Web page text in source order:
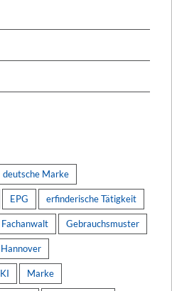
deutsche Marke
EPG erfinderische Tätigkeit
Fachanwalt Gebrauchsmuster
Hannover
KI Marke